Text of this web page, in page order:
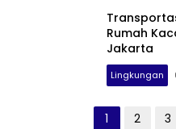
Rumah
Jakarta
Lingkungan
1 2 3